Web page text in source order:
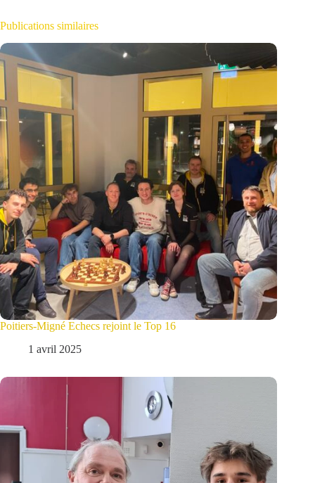
Publications similaires
Poitiers-Migné Echecs rejoint le Top 16
1 avril 2025